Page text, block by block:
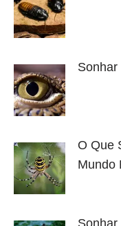
O Que
Mundo